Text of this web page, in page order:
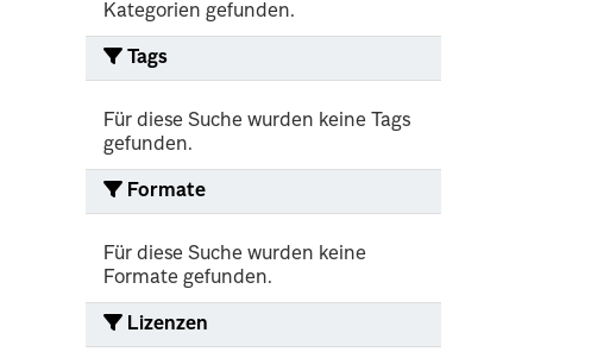
Kategorien gefunden.
Tags
Für diese Suche wurden keine Tags
gefunden.
Formate
Für diese Suche wurden keine
Formate gefunden.
Lizenzen